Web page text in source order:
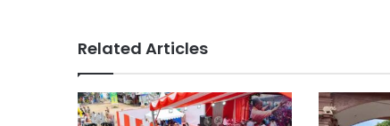
Related Articles